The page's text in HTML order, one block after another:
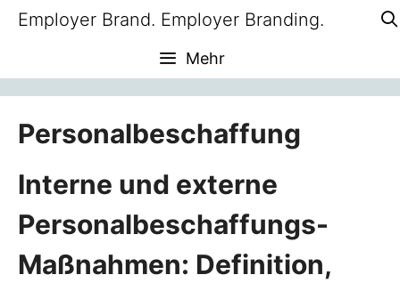
ZumEmployer Brand. Employer Branding.
Mehr
Personalbeschaffung
Interne und externe
Personalbeschaffungs-
Maßnahmen: Definition,